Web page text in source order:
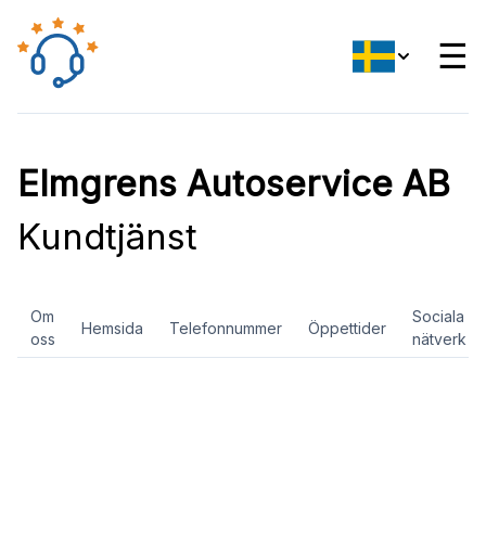
☰
Elmgrens Autoservice AB
Kundtjänst
Om
oss
Hemsida Telefonnummer Öppettider
Sociala
nätverk